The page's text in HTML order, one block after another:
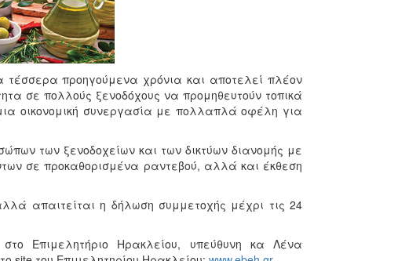
προηγούμενα χρόνια και αποτελεί πλέον
σε πολλούς ξενοδόχους να προμηθευτούν τοπικά
οικονομική συνεργασία με πολλαπλά οφέλη για
των ξενοδοχείων και των δικτύων διανομής με
σε προκαθορισμένα ραντεβού, αλλά και έκθεση
απαιτείται η δήλωση συμμετοχής μέχρι τις 24
Επιμελητήριο Ηρακλείου, υπεύθυνη κα Λένα